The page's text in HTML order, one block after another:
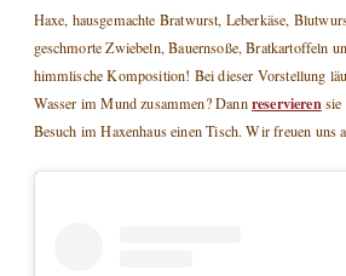
Haxe, hausgemachte Bratwurst, Leberkäse,
geschmorte Zwiebeln, Bauernsoße, Bratkartoffeln
himmlische Komposition! Bei dieser Vorstellung
Wasser im Mund zusammen? Dannreservierensie
Besuch im Haxenhaus einen Tisch. Wir freuen uns